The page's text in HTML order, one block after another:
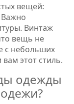
вещей:
Важно
Винтаж
вещь не
с небольших
этот стиль.
одежды